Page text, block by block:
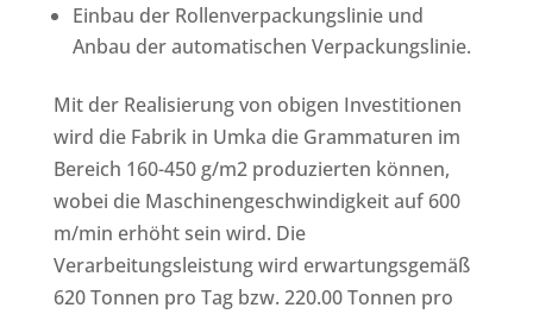
Einbau der Rollenverpackungslinie und
Anbau der automatischen Verpackungslinie.
Mit der Realisierung von obigen Investitionen
wird die Fabrik in Umka die Grammaturen im
Bereich 160-450 g/m2 produzierten können,
wobei die Maschinengeschwindigkeit auf 600
m/min erhöht sein wird. Die
Verarbeitungsleistung wird erwartungsgemäß
620 Tonnen pro Tag bzw. 220.00 Tonnen pro